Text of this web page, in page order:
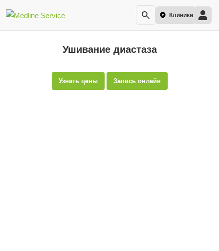
Клиники
Ушивание диастаза
Узнать цены Запись онлайн